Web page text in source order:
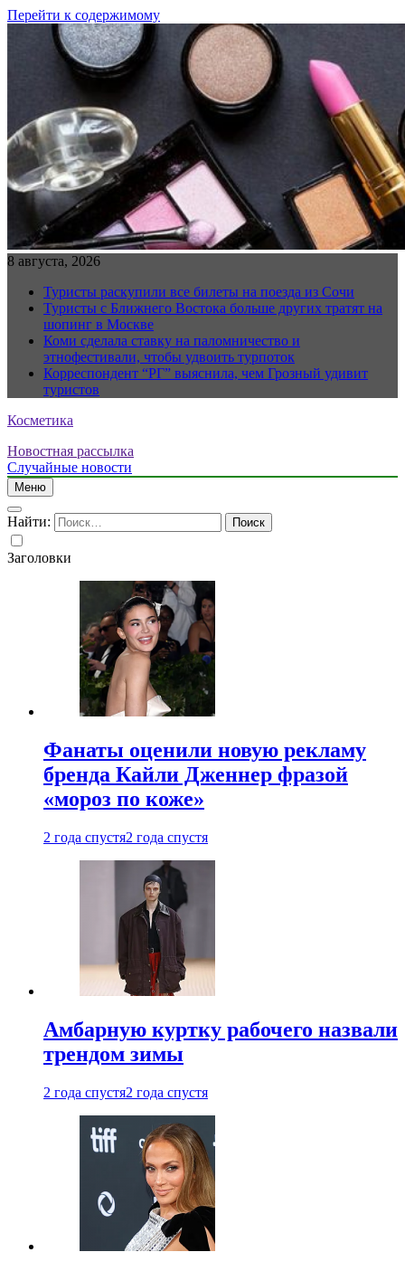
Перейти к содержимому
8 августа, 2026
Туристы раскупили все билеты на поезда из Сочи
Туристы с Ближнего Востока больше других тратят на
шопинг в Москве
Коми сделала ставку на паломничество и
этнофестивали, чтобы удвоить турпоток
Корреспондент “РГ” выяснила, чем Грозный удивит
туристов
Косметика
Новостная рассылка
Случайные новости
Меню
Найти:
Заголовки
Фанаты оценили новую рекламу
бренда Кайли Дженнер фразой
«мороз по коже»
2 года спустя2 года спустя
Амбарную куртку рабочего назвали
трендом зимы
2 года спустя2 года спустя